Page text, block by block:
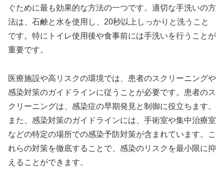
ぐために最も効果的な方法の一つです。適切な手洗いの方
法は、石鹸と水を使用し、20秒以上しっかりと洗うこと
です。特にトイレ使用後や食事前には手洗いを行うことが
重要です。
医療施設や高リスクの環境では、患者のスクリーニングや
感染対策のガイドラインに従うことが必要です。患者のス
クリーニングは、感染症の早期発見と制御に役立ちます。
また、感染対策のガイドラインには、手術室や集中治療室
などの特定の場所での感染予防対策が含まれています。こ
れらの対策を徹底することで、感染のリスクを最小限に抑
えることができます。